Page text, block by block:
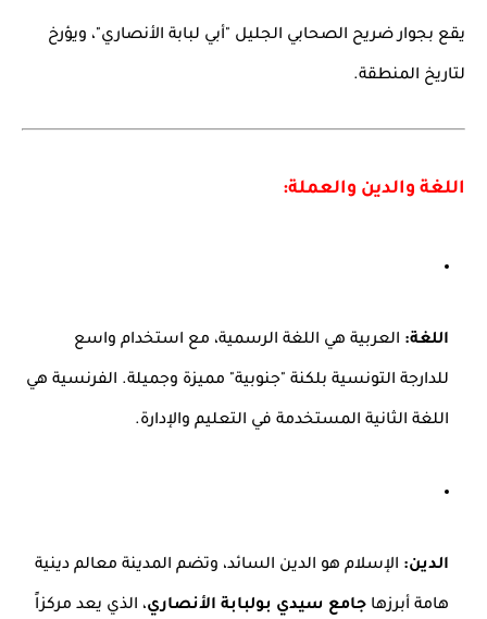
يقع بجوار ضريح الصحابي الجليل "أبي لبابة الأنصاري"، ويؤرخ
لتاريخ المنطقة.
اللغة والدين والعملة:
اللغة: العربية هي اللغة الرسمية، مع استخدام واسع
للدارجة التونسية بلكنة "جنوبية" مميزة وجميلة. الفرنسية هي
اللغة الثانية المستخدمة في التعليم والإدارة.
الدين: الإسلام هو الدين السائد، وتضم المدينة معالم دينية
هامة أبرزها جامع سيدي بولبابة الأنصاري، الذي يعد مركزاً